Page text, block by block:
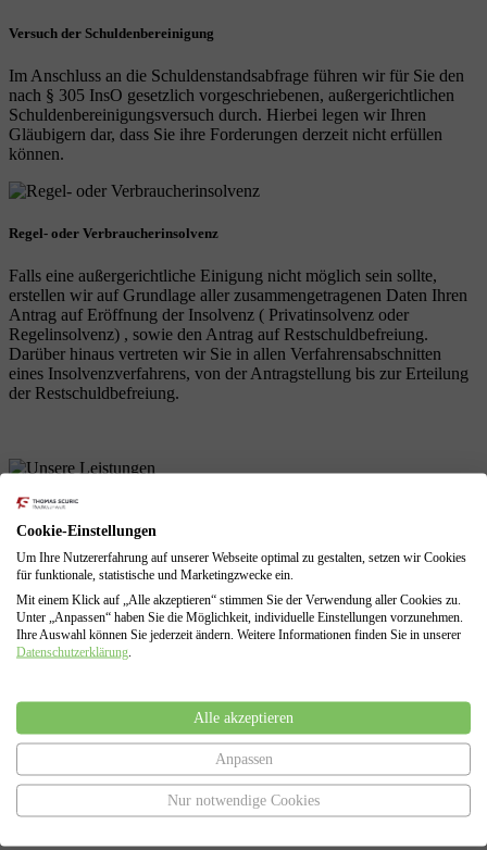
Versuch der Schuldenbereinigung
Im Anschluss an die Schuldenstandsabfrage führen wir für Sie den
nach § 305 InsO gesetzlich vorgeschriebenen, außergerichtlichen
Schuldenbereinigungsversuch durch. Hierbei legen wir Ihren
Gläubigern dar, dass Sie ihre Forderungen derzeit nicht erfüllen
können.
Regel- oder Verbraucherinsolvenz
Falls eine außergerichtliche Einigung nicht möglich sein sollte,
erstellen wir auf Grundlage aller zusammengetragenen Daten Ihren
Antrag auf Eröffnung der Insolvenz ( Privatinsolvenz oder
Regelinsolvenz) , sowie den Antrag auf Restschuldbefreiung.
Darüber hinaus vertreten wir Sie in allen Verfahrensabschnitten
eines Insolvenzverfahrens, von der Antragstellung bis zur Erteilung
der Restschuldbefreiung.
Unsere Leistungen
Profitieren Sie von unserer langjährigen Erfahrungen! Wir sind mit
allen Problemen einer finanziellen Krise vertraut und können diese
für Sie lösen.
Führung sämtlicher Verhandlungen mit den Gläubigern
Erarbeitung von Lösungen zur Vermeidung des
Insolvenzverfahrens
Insolvenzantragsstellung und Begleitung durch das
Insolvenzverfahren
Vertretung gegenüber dem Insolvenzgericht und dem
Insolvenzverwalter
Cookie-Einstellungen
Um Ihre Nutzererfahrung auf unserer Webseite optimal zu gestalten, setzen wir Cookies
für funktionale, statistische und Marketingzwecke ein.
Mit einem Klick auf „Alle akzeptieren“ stimmen Sie der Verwendung aller Cookies zu.
Unter „Anpassen“ haben Sie die Möglichkeit, individuelle Einstellungen vorzunehmen.
Ihre Auswahl können Sie jederzeit ändern. Weitere Informationen finden Sie in unserer
Datenschutzerklärung
Alle akzeptieren
Anpassen
Nur notwendige Cookies